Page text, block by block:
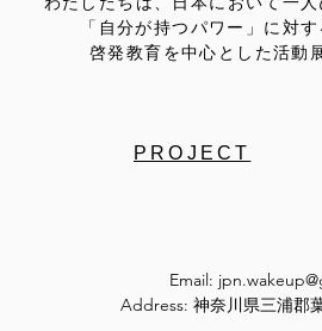
「自分が持つパワー」に対
啓発教育を中心とした活動
PROJECT
Email:
Address: 神奈川県三浦郡